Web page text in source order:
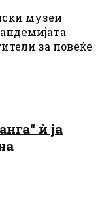
музеи
за повеќе
ѝ ја